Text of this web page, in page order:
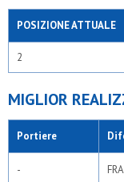
POSIZIONE ATTUALE
2
MIGLIOR
Portiere
-